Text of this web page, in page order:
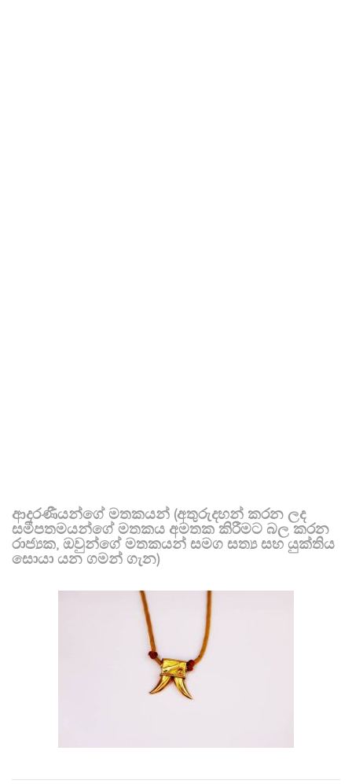
ආදරණීයන්ගේ මතකයන් (අතුරුදහන් කරන ලද
සමීපතමයන්ගේ මතකය අමතක කිරීමට බල කරන
රාජ්‍යක, ඔවුන්ගේ මතකයන් සමග සත්‍ය සහ යුක්තිය
සොයා යන ගමන් ගැන)